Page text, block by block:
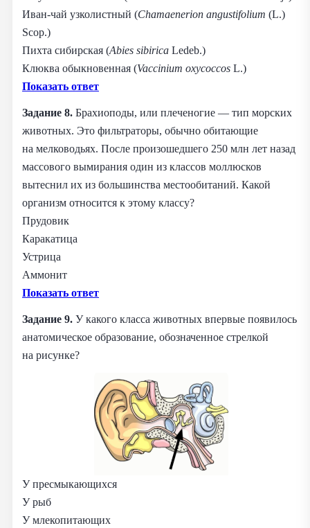
Иван‑чай узколистный (Chamaenerion angustifolium (L.)
Scop.)
Пихта сибирская (Abies sibirica Ledeb.)
Клюква обыкновенная (Vaccinium oxycoccos L.)
Показать ответ
Задание 8. Брахиоподы, или плеченогие — тип морских
животных. Это фильтраторы, обычно обитающие
на мелководьях. После произошедшего 250 млн лет назад
массового вымирания один из классов моллюсков
вытеснил их из большинства местообитаний. Какой
организм относится к этому классу?
Прудовик
Каракатица
Устрица
Аммонит
Показать ответ
Задание 9. У какого класса животных впервые появилось
анатомическое образование, обозначенное стрелкой
на рисунке?
У пресмыкающихся
У рыб
У млекопитающих